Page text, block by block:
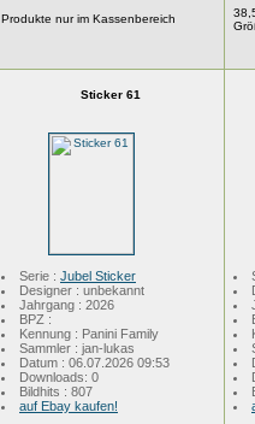
Produkte nur im Kassenbereich
Sticker 61
Serie : Jubel Sticker
Designer : unbekannt
Jahrgang : 2026
BPZ :
Kennung : Panini Family
Sammler : jan-lukas
Datum : 06.07.2026 09:53
Downloads: 0
Bildhits : 807
auf Ebay kaufen!